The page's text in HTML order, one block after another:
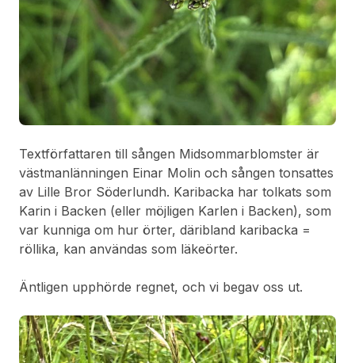
Textförfattaren till sången Midsommarblomster är
västmanlänningen Einar Molin och sången tonsattes
av Lille Bror Söderlundh. Karibacka har tolkats som
Karin i Backen (eller möjligen Karlen i Backen), som
var kunniga om hur örter, däribland karibacka =
röllika, kan användas som läkeörter.
Äntligen upphörde regnet, och vi begav oss ut.